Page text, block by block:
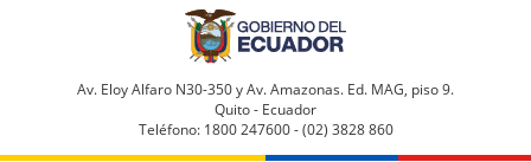
Av. Eloy Alfaro N30-350 y Av. Amazonas. Ed. MAG, piso 9.
Quito - Ecuador
Teléfono: 1800 247600 - (02) 3828 860